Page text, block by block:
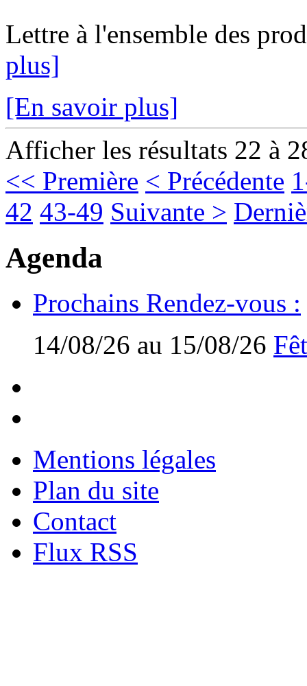
Lettre à l'ensemble des
plus]
[En savoir plus]
Afficher les résultats 22 à
<< Première < Précédente
42 43-49 Suivante >
Agenda
Prochains Rendez-vous :
14/08/26 au 15/08/26
Mentions légales
Plan du site
Contact
Flux RSS